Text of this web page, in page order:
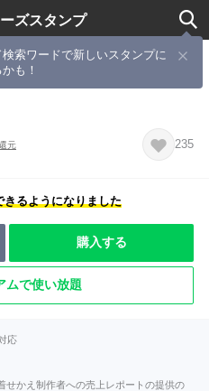
ズスタンプ
検索ワードで新しいスタンプに
も！
んこ❤︎暑すぎる夏のスタン
元 235
るようになりました
購入する
ムで使い放題
応
せかえ制作者への売上レポートの提供の